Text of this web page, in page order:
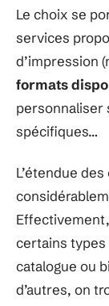
Le choix se
services
d’impression
formats
personnaliser
spécifiques…
L’étendue
certains types
catalogue ou
d’autres, on